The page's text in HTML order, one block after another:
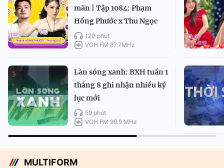
mãn | Tập 1084: Phạm
Hồng Phước x Thu Ngọc
120 phút
VOH FM 87.7MHz
Làn sóng xanh: BXH tuần 1
tháng 8 ghi nhận nhiều kỷ
lục mới
59 phút
VOH FM 99.9 MHz
MULTIFORM